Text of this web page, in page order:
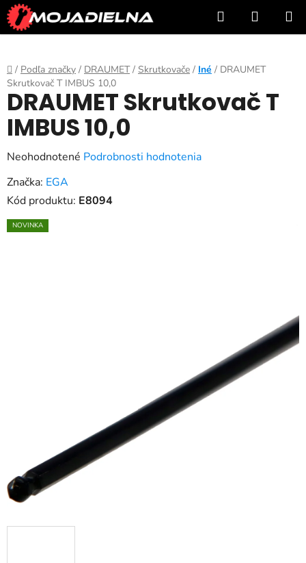
Prejsť
na
obsah
Hľadať
KOŠÍK
Domov
/ Podľa značky / DRAUMET / Skrutkovače / Iné / DRAUMET
Skrutkovač T IMBUS 10,0
DRAUMET Skrutkovač T
IMBUS 10,0
Priemerné
hodnotenie
produktu
0,0
Neohodnotené Podrobnosti hodnotenia
Značka: EGA
Kód produktu: E8094
NOVINKA